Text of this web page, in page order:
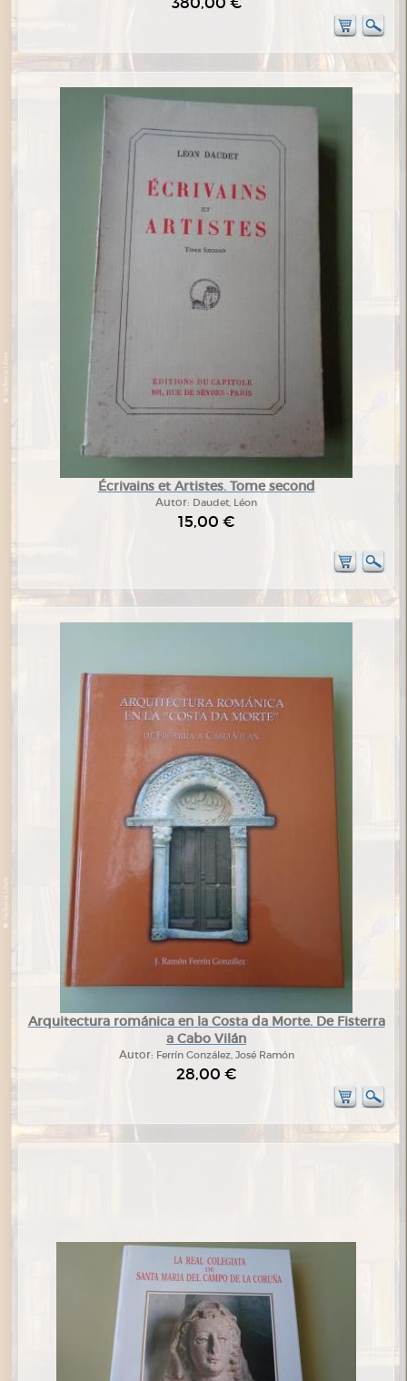
Écrivains et Artistes. Tome second
Autor: Daudet, Léon
15,00 €
Arquitectura románica en la Costa da Morte. De Fisterra
a Cabo Vilán
Autor: Ferrín González, José Ramón
28,00 €